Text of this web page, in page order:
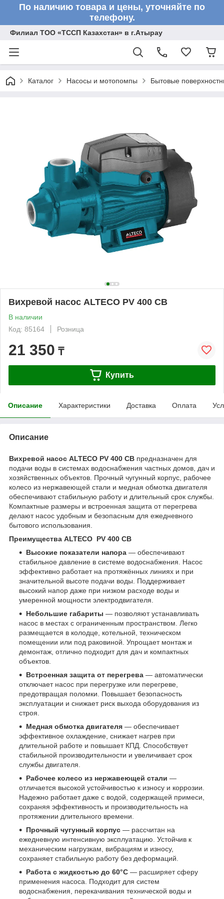
По наличию товара и цены, уточняйте по
телефону.
Филиал ТОО «ТССП Казахстан» в г.Атырау
Каталог Насосы и мотопомпы Бытовые
Вихревой насос ALTECO PV 400 CB
В наличии
Код: 85164
Розница
21 350 ₸
Купить
Описание Характеристики Доставка Оплата
Описание
Вихревой насос ALTECO PV 400 CB предназначен для
подачи воды в системах водоснабжения частных домов, дач и
хозяйственных объектов. Прочный чугунный корпус, рабочее
колесо из нержавеющей стали и медная обмотка двигателя
обеспечивают стабильную работу и длительный срок службы.
Компактные размеры и встроенная защита от перегрева
делают насос удобным и безопасным для ежедневного
бытового использования.
Преимущества ALTECO PV 400 CB
Высокие показатели напора — обеспечивают
стабильное давление в системе водоснабжения. Насос
эффективно работает на протяжённых линиях и при
значительной высоте подачи воды. Поддерживает
высокий напор даже при низком расходе воды и
умеренной мощности электродвигателя.
Небольшие габариты — позволяют устанавливать
насос в местах с ограниченным пространством. Легко
размещается в колодце, котельной, техническом
помещении или под раковиной. Упрощает монтаж и
демонтаж, отлично подходит для дач и компактных
объектов.
Встроенная защита от перегрева — автоматически
отключает насос при перегрузке или перегреве,
предотвращая поломки. Повышает безопасность
эксплуатации и снижает риск выхода оборудования из
строя.
Медная обмотка двигателя — обеспечивает
эффективное охлаждение, снижает нагрев при
длительной работе и повышает КПД. Способствует
стабильной производительности и увеличивает срок
службы двигателя.
Рабочее колесо из нержавеющей стали —
отличается высокой устойчивостью к износу и коррозии.
Надежно работает даже с водой, содержащей примеси,
сохраняя эффективность и производительность на
протяжении длительного времени.
Прочный чугунный корпус — рассчитан на
ежедневную интенсивную эксплуатацию. Устойчив к
механическим нагрузкам, вибрациям и износу,
сохраняет стабильную работу без деформаций.
Работа с жидкостью до 60°C — расширяет сферу
применения насоса. Подходит для систем
водоснабжения, перекачивания технической воды и